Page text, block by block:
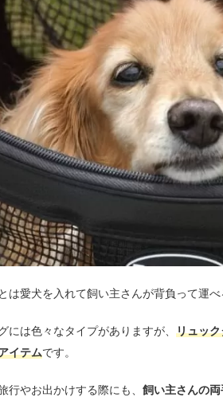
は愛犬を入れて飼い主さんが背負って運
には色々なタイプがありますが、 リュッ
イテムです。
行やお出かけする際にも、 飼い主さんの